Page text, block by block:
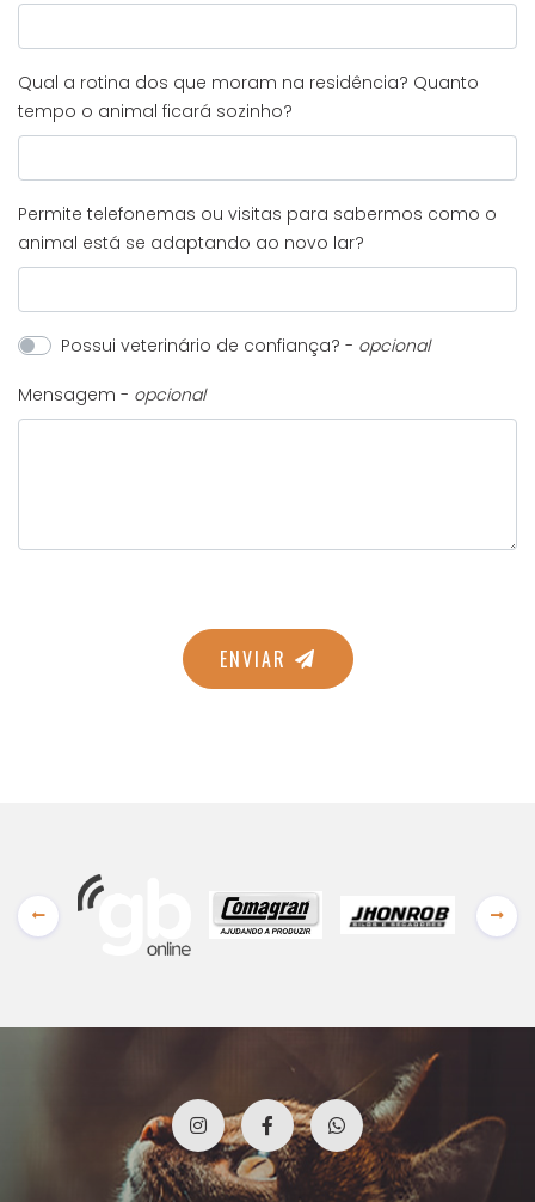
Qual a rotina dos que moram na residência? Quanto
tempo o animal ficará sozinho?
Permite telefonemas ou visitas para sabermos como o
animal está se adaptando ao novo lar?
Possui veterinário de confiança? - opcional
Mensagem - opcional
ENVIAR